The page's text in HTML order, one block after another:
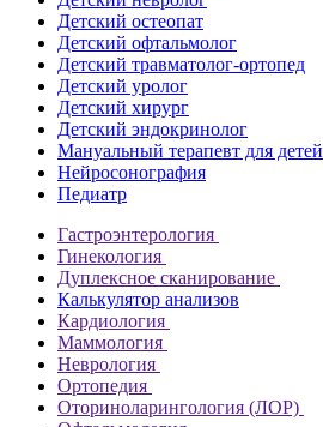
Детский остеопат
Детский офтальмолог
Детский травматолог-ортопед
Детский уролог
Детский хирург
Детский эндокринолог
Мануальный терапевт для детей
Нейросонография
Педиатр
Гастроэнтерология
Гинекология
Дуплексное сканирование
Калькулятор анализов
Кардиология
Маммология
Неврология
Ортопедия
Оториноларингология (ЛОР)